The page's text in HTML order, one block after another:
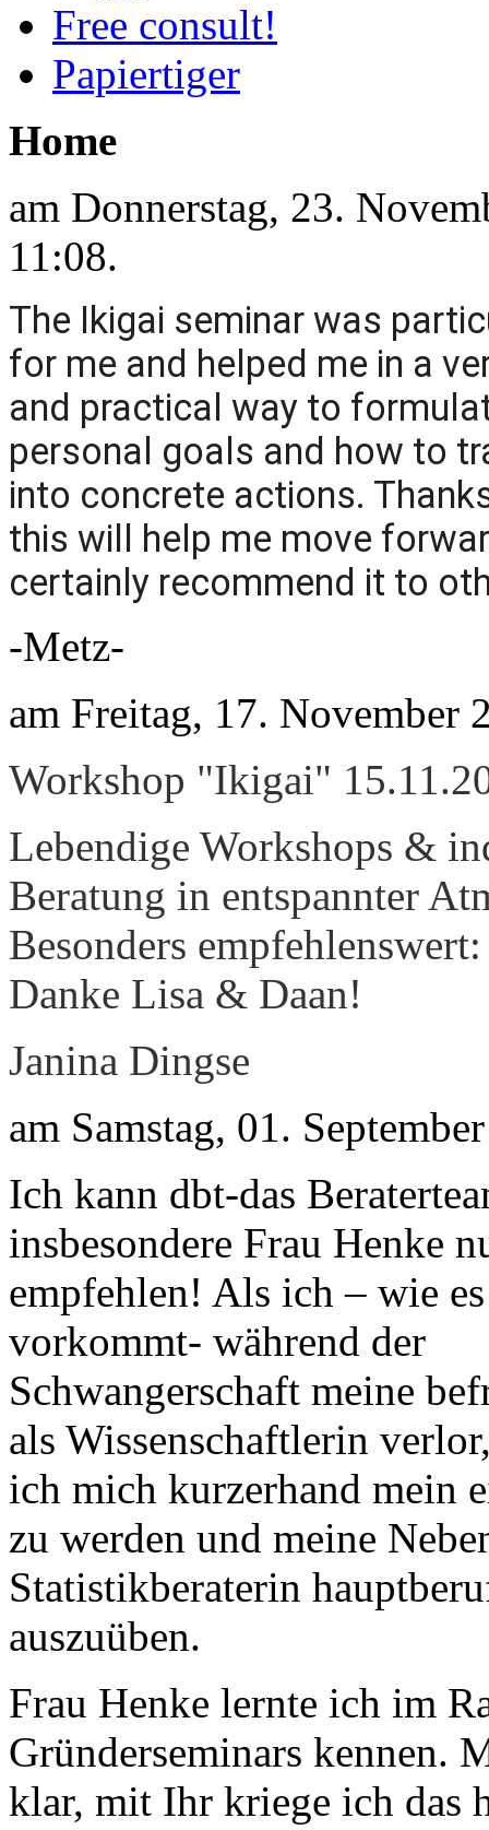
Free consult!
Papiertiger
Home
am Donnerstag, 23.
11:08.
The Ikigai seminar was
for me and helped me in a
and practical way to
personal goals and how to
into concrete actions.
this will help me move
certainly recommend it to
-Metz-
am Freitag, 17. November
Workshop "Ikigai"
Lebendige Workshops &
Beratung in entspannter
Besonders
Danke Lisa & Daan!
Janina Dingse
am Samstag, 01.
Ich kann dbt-das
insbesondere Frau Henke
empfehlen! Als ich – wie
vorkommt- während der
Schwangerschaft meine
als Wissenschaftlerin
ich mich kurzerhand mein
zu werden und meine
Statistikberaterin
auszuüben.
Frau Henke lernte ich im
Gründerseminars kennen.
klar, mit Ihr kriege ich das